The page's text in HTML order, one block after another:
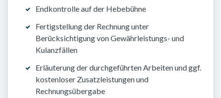
Endkontrolle auf der Hebebühne
Fertigstellung der Rechnung unter
Berücksichtigung von Gewährleistungs- und
Kulanzfällen
Erläuterung der durchgeführten Arbeiten und ggf.
kostenloser Zusatzleistungen und
Rechnungsübergabe